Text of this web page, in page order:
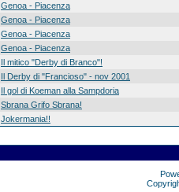
Genoa - Piacenza
Genoa - Piacenza
Genoa - Piacenza
Genoa - Piacenza
Il mitico "Derby di Branco"!
Il Derby di "Francioso" - nov 2001
Il gol di Koeman alla Sampdoria
Sbrana Grifo Sbrana!
Jokermania!!